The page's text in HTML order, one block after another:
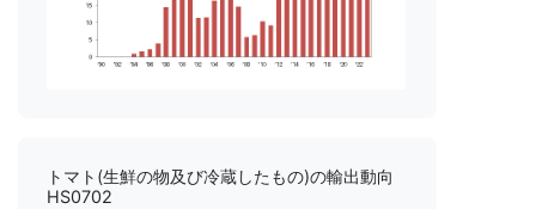
トマト(生鮮の物及び冷蔵したもの)の輸出動向
HS0702